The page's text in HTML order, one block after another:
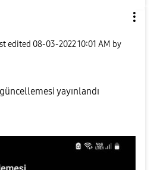
edited ‎08-03-202210:01 AM by
yayınlandı